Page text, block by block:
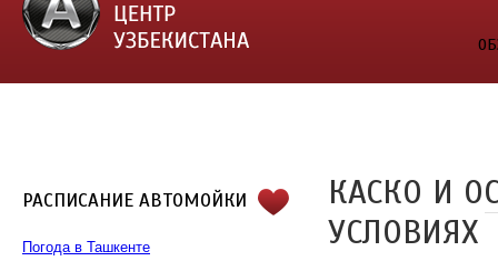
РАСПИСАНИЕ АВТОМОЙКИ
Погода в Ташкенте
КАСКО И
УСЛОВИЯХ